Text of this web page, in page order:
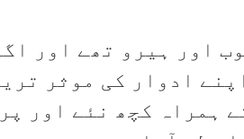
اور ہیرو تھے اور
اپنے ادوار کی موثر
ہمراہ کچھ نئے اور